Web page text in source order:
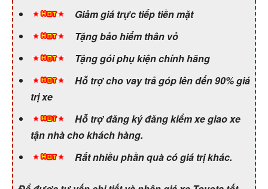
Giảm giá trực tiếp tiền mặt
Tặng bảo hiểm thân vỏ
Tặng gói phụ kiện chính hãng
Hỗ trợ cho vay trả góp lên đến 90% giá
trị xe
Hỗ trợ đăng ký đăng kiểm xe giao xe
tận nhà cho khách hàng.
Rất nhiều phần quà có giá trị khác.